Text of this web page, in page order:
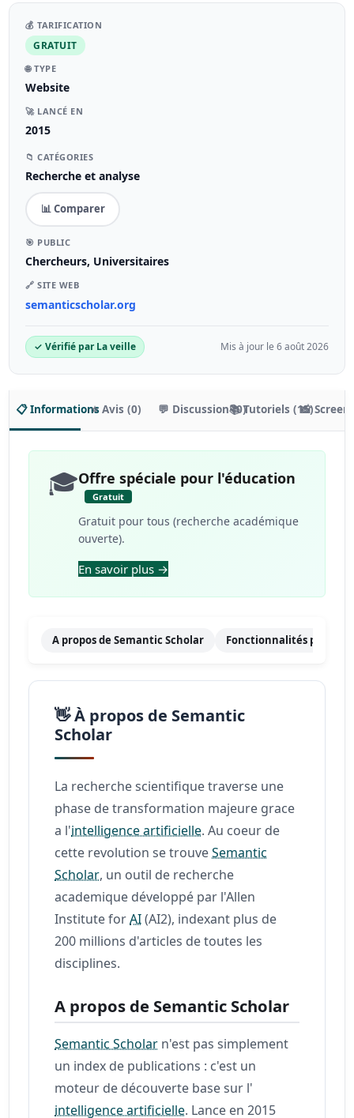
💰 TARIFICATION
GRATUIT
🌐 TYPE
Website
🚀 LANCÉ EN
2015
📁 CATÉGORIES
Recherche et analyse
📊 Comparer
🎯 PUBLIC
Chercheurs, Universitaires
🔗 SITE WEB
semanticscholar.org
✓ Vérifié par La veille Mis à jour le 6 août 2026
📋 Informations⭐ Avis (0) 💬 Discussion (0)📚 Tutoriels (15)
📸
🎓Offre spéciale pour l'éducation
Gratuit
Gratuit pour tous (recherche académique
ouverte).
En savoir plus →
A propos de Semantic Scholar Fonctionnalités
👋 À propos de Semantic
Scholar
La recherche scientifique traverse une
phase de transformation majeure grace
a l'intelligence artificielle. Au coeur de
cette revolution se trouveSemantic
Scholar, un outil de recherche
academique développé par l'Allen
Institute forAI(AI2), indexant plus de
200 millions d'articles de toutes les
disciplines.
A propos de Semantic Scholar
Semantic Scholar n'est pas simplement
un index de publications : c'est un
moteur de découverte base sur l'
intelligence artificielle. Lance en 2015